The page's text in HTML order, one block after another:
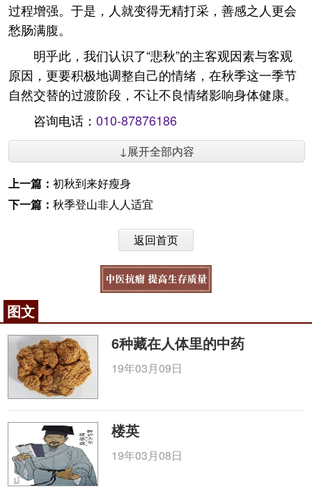
过程增强。于是，人就变得无精打采，善感之人更会
愁肠满腹。
明乎此，我们认识了“悲秋”的主客观因素与客观
原因，更要积极地调整自己的情绪，在秋季这一季节
自然交替的过渡阶段，不让不良情绪影响身体健康。
咨询电话： 010-87876186
↓展开全部内容
上一篇： 初秋到来好瘦身
下一篇： 秋季登山非人人适宜
返回首页
图文
6种藏在人体里的中药
19年03月09日
楼英
19年03月08日